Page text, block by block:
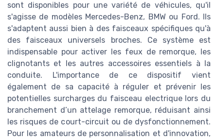
sont disponibles pour une variété de véhicules, qu'il
s'agisse de modèles Mercedes-Benz, BMW ou Ford. Ils
s'adaptent aussi bien à des faisceaux spécifiques qu'à
des faisceaux universels broches. Ce système est
indispensable pour activer les feux de remorque, les
clignotants et les autres accessoires essentiels à la
conduite. L'importance de ce dispositif vient
également de sa capacité à réguler et prévenir les
potentielles surcharges du faisceau electrique lors du
branchement d’un attelage remorque, réduisant ainsi
les risques de court-circuit ou de dysfonctionnement.
Pour les amateurs de personnalisation et d'innovation,